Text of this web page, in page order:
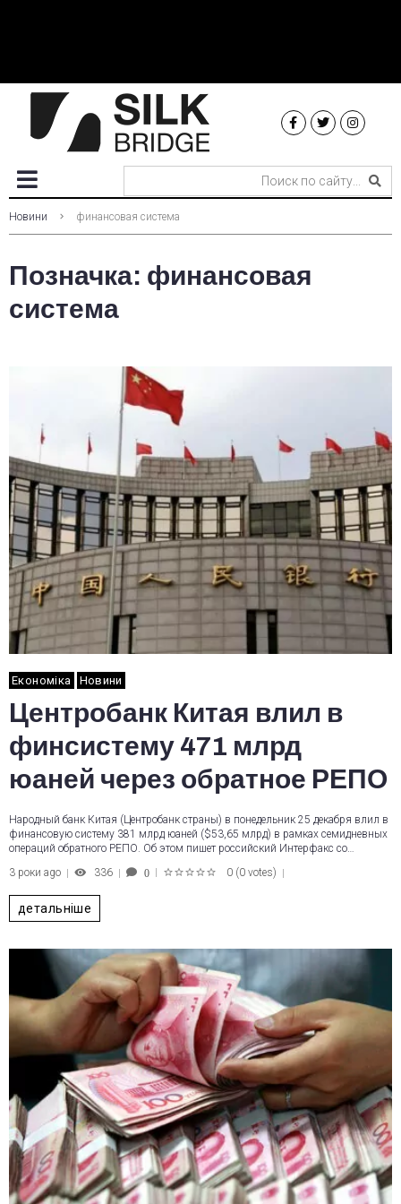
Новини финансовая система
Позначка: финансовая
система
Економіка Новини
Центробанк Китая влил в
финсистему 471 млрд
юаней через обратное РЕПО
Народный банк Китая (Центробанк страны) в понедельник 25 декабря влил в
финансовую систему 381 млрд юаней ($53,65 млрд) в рамках семидневных
операций обратного РЕПО. Об этом пишет российский Интерфакс со…
3 роки ago
336 0 0 (0 votes)
детальніше